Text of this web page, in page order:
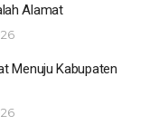
Alamat
Menuju Kabupaten